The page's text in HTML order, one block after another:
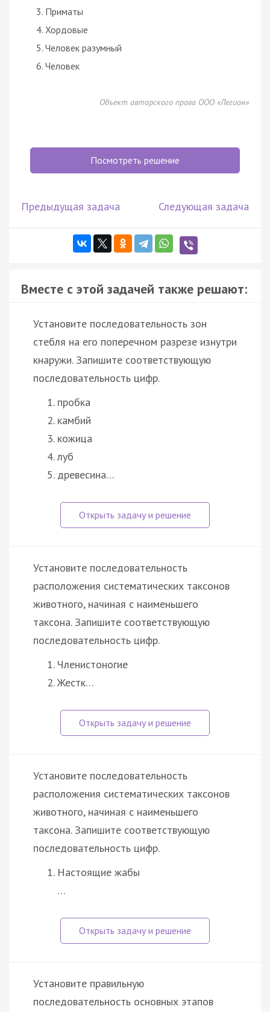
Приматы
Хордовые
Человек разумный
Человек
Объект авторского права ООО «Легион»
Посмотреть решение
Предыдущая задача Следующая задача
Вместе с этой задачей также решают:
Установите последовательность зон
стебля на его поперечном разрезе изнутри
кнаружи. Запишите соответствующую
последовательность цифр.
пробка
камбий
кожица
луб
древесина…
Установите последовательность
расположения систематических таксонов
животного, начиная с наименьшего
таксона. Запишите соответствующую
последовательность цифр.
Членистоногие
Жестк…
Установите последовательность
расположения систематических таксонов
животного, начиная с наименьшего
таксона. Запишите соответствующую
последовательность цифр.
Настоящие жабы
…
Установите правильную
последовательность основных этапов